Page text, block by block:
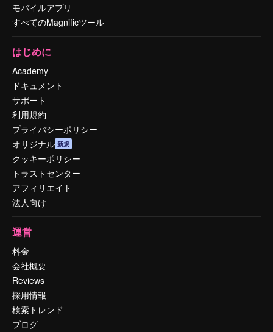
モバイルアプリ
すべてのMagnificツール
はじめに
Academy
ドキュメント
サポート
利用規約
プライバシーポリシー
オリジナル 新規
クッキーポリシー
トラストセンター
アフィリエイト
法人向け
運営
料金
会社概要
Reviews
採用情報
検索トレンド
ブログ